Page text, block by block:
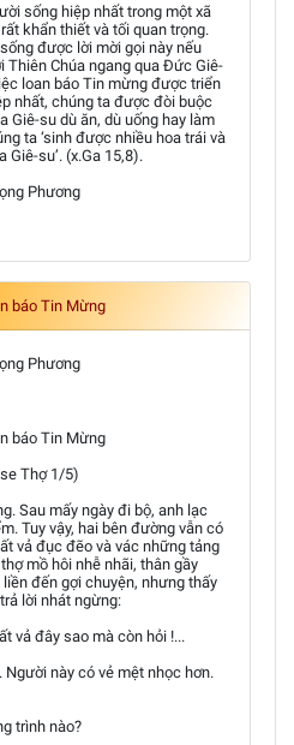
sống hiệp nhất trong một xã
khẩn thiết và tối quan trọng.
được lời mời gọi này nếu
Thiên Chúa ngang qua Đức Giê-
loan báo Tin mừng được triển
nhất, chúng ta được đòi buộc
Giê-su dù ăn, dù uống hay làm
ta ‘sinh được nhiều hoa trái và
su’. (x.Ga 15,8).
Phương
báo Tin Mừng
Phương
báo Tin Mừng
Thợ 1/5)
Sau mấy ngày đi bộ, anh lạc
Tuy vậy, hai bên đường vẫn có
vả đục đẽo và vác những tảng
mồ hôi nhễ nhãi, thân gầy
đến gợi chuyện, nhưng thấy
lời nhát ngừng:
vả đây sao mà còn hỏi !...
này có vẻ mệt nhọc hơn.
trình nào?